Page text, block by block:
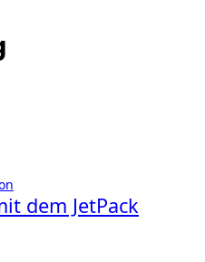
dem JetPack